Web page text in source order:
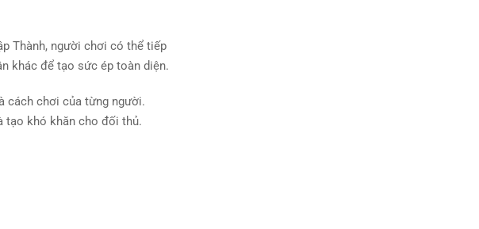
Thành, người chơi có thể tiếp
khác để tạo sức ép toàn diện.
cách chơi của từng người.
tạo khó khăn cho đối thủ.